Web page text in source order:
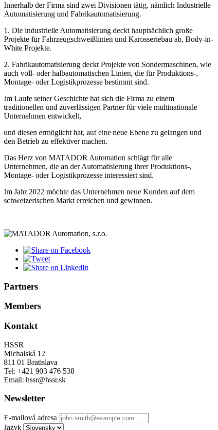
Innerhalb der Firma sind zwei Divisionen tätig, nämlich Industrielle
Automatisierung und Fabrikautomatisierung.
1. Die industrielle Automatisierung deckt hauptsächlich große
Projekte für Fahrzeugschweißlinien und Karosseriebau ab, Body-in-
White Projekte.
2. Fabrikautomatisierung deckt Projekte von Sondermaschinen, wie
auch voll- oder halbautomatischen Linien, die für Produktions-,
Montage- oder Logistikprozesse bestimmt sind.
Im Laufe seiner Geschichte hat sich die Firma zu einem
traditionellen und zuverlässigen Partner für viele multinationale
Unternehmen entwickelt,
und diesen ermöglicht hat, auf eine neue Ebene zu gelangen und
den Betrieb zu effektiver machen.
Das Herz von MATADOR Automation schlägt für alle
Unternehmen, die an der Automatisierung ihrer Produktions-,
Montage- oder Logistikprozesse interessiert sind.
Im Jahr 2022 möchte das Unternehmen neue Kunden auf dem
schweizerischen Markt erreichen und gewinnen.
Partners
Members
Kontakt
HSSR
Michalská 12
811 01 Bratislava
Tel: +421 903 476 538
Email: hssr@hssr.sk
Newsletter
E-mailová adresa
Jazyk